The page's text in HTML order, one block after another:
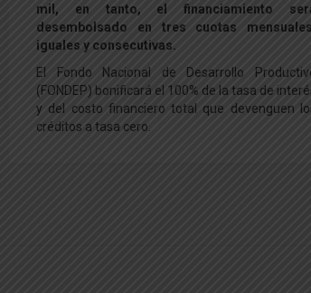
mil, en tanto, el financiamiento
desembolsado en tres cuotas
iguales y consecutivas.
El Fondo Nacional de Desarrollo
(FONDEP) bonificará el 100% de la tasa de
y del costo financiero total que devenguen
créditos a tasa cero.